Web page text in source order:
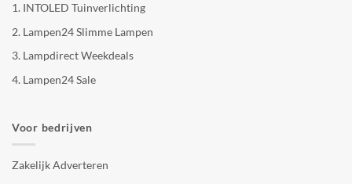
1. INTOLED Tuinverlichting
2. Lampen24 Slimme Lampen
3. Lampdirect Weekdeals
4. Lampen24 Sale
Voor bedrijven
Zakelijk Adverteren